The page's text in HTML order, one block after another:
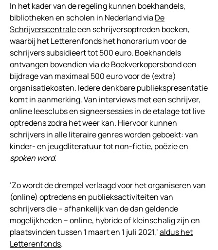
In het kader van de regeling kunnen boekhandels,
bibliotheken en scholen in Nederland via De
Schrijverscentraleeen schrijversoptreden boeken,
waarbij het Letterenfonds het honorarium voor de
schrijvers subsidieert tot 500 euro. Boekhandels
ontvangen bovendien via de Boekverkopersbond een
bijdrage van maximaal 500 euro voor de (extra)
organisatiekosten. Iedere denkbare publiekspresentatie
komt in aanmerking. Van interviews met een schrijver,
online leesclubs en signeersessies in de etalage tot live
optredens zodra het weer kan. Hiervoor kunnen
schrijvers in alle literaire genres worden geboekt: van
kinder- en jeugdliteratuur tot non-fictie, poëzie en
spoken word.
‘Zo wordt de drempel verlaagd voor het organiseren van
(online) optredens en publieksactiviteiten van
schrijvers die – afhankelijk van de dan geldende
mogelijkheden – online, hybride of kleinschalig zijn en
plaatsvinden tussen 1 maart en 1 juli 2021,’aldus het
Letterenfonds.